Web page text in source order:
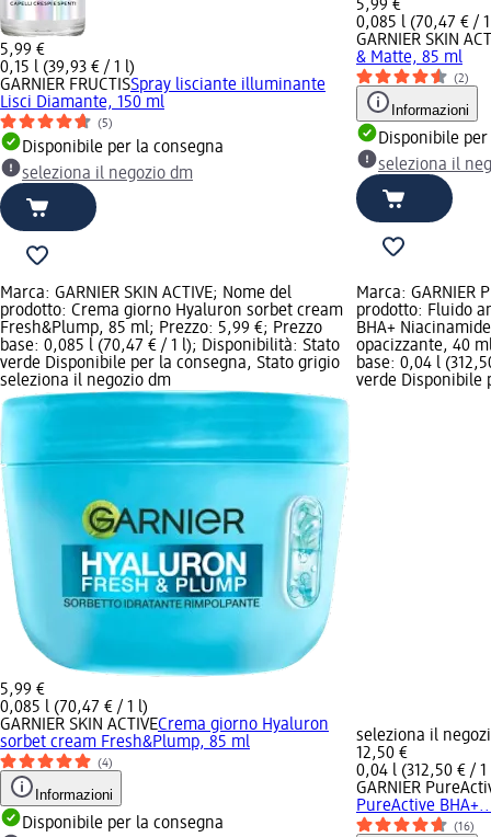
5,99 €
0,15 l (39,93 € / 1 l)
GARNIER FRUCTISSpray lisciante illuminante
Lisci Diamante, 150 ml
(5)
Disponibile per la consegna
seleziona il negozio dm
5,99 €
0,085 l (70,47 € /
GARNIER SKIN
& Matte, 85 ml
(2)
Informazioni
Disponibile
seleziona il
Marca: GARNIER SKIN ACTIVE; Nome del
prodotto: Crema giorno Hyaluron sorbet cream
Fresh&Plump, 85 ml; Prezzo: 5,99 €; Prezzo
base: 0,085 l (70,47 € / 1 l); Disponibilità: Stato
verde Disponibile per la consegna, Stato grigio
seleziona il negozio dm
5,99 €
0,085 l (70,47 € / 1 l)
GARNIER SKIN ACTIVECrema giorno Hyaluron
sorbet cream Fresh&Plump, 85 ml
(4)
Informazioni
Disponibile per la consegna
Marca: GARNIER
prodotto: Fluido
BHA+
opacizzante, 40
base: 0,04 l
verde Disponibile
seleziona il
12,50 €
0,04 l (312,50 € / 1
GARNIER
PureActive
(16)